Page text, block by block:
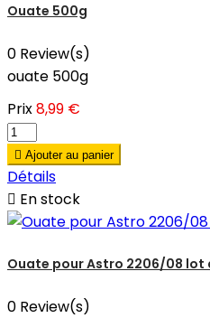
Ouate 500g
0 Review(s)
ouate 500g
Prix8,99 €
 Ajouter au panier
Détails
 En stock
Ouate pour Astro 2206/08 lot
0 Review(s)